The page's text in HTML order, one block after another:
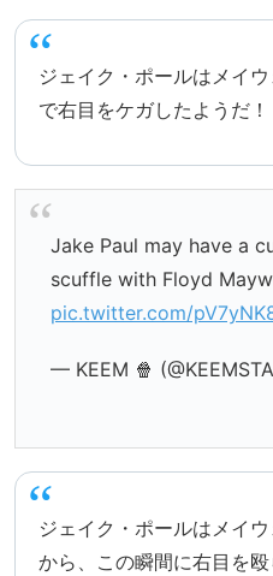
ジェイク・ポールはメイ
で右目をケガしたようだ！
Jake Paul may have a
scuffle with Floyd
pic.twitter.com/
— KEEM 🍿
ジェイク・ポールはメイ
から、この瞬間に右目を殴